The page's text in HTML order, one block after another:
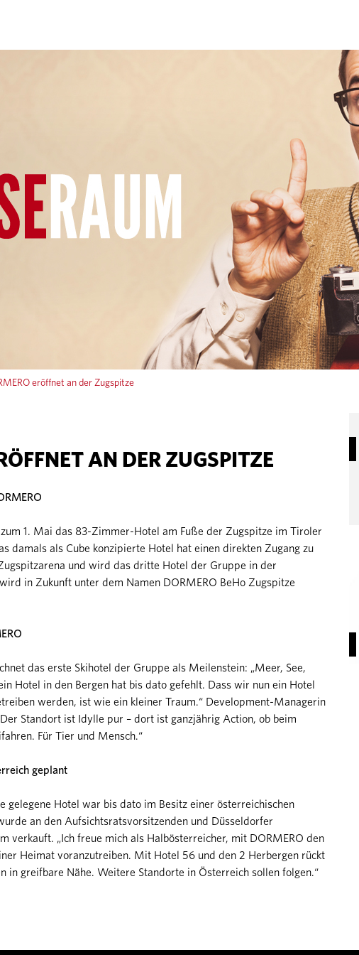
eröffnet an der Zugspitze
AN DER ZUGSPITZE
1. Mai das 83-Zimmer-Hotel am Fuße der Zugspitze im Tiroler
damals als Cube konzipierte Hotel hat einen direkten Zugang zu
und wird das dritte Hotel der Gruppe in der
in Zukunft unter dem Namen DORMERO BeHo Zugspitze
das erste Skihotel der Gruppe als Meilenstein: „Meer, See,
Hotel in den Bergen hat bis dato gefehlt. Dass wir nun ein Hotel
werden, ist wie ein kleiner Traum.“ Development-Managerin
Standort ist Idylle pur – dort ist ganzjährig Action, ob beim
Für Tier und Mensch.“
geplant
gelegene Hotel war bis dato im Besitz einer österreichischen
an den Aufsichtsratsvorsitzenden und Düsseldorfer
verkauft. „Ich freue mich als Halbösterreicher, mit DORMERO den
Heimat voranzutreiben. Mit Hotel 56 und den 2 Herbergen rückt
in greifbare Nähe. Weitere Standorte in Österreich sollen folgen.“